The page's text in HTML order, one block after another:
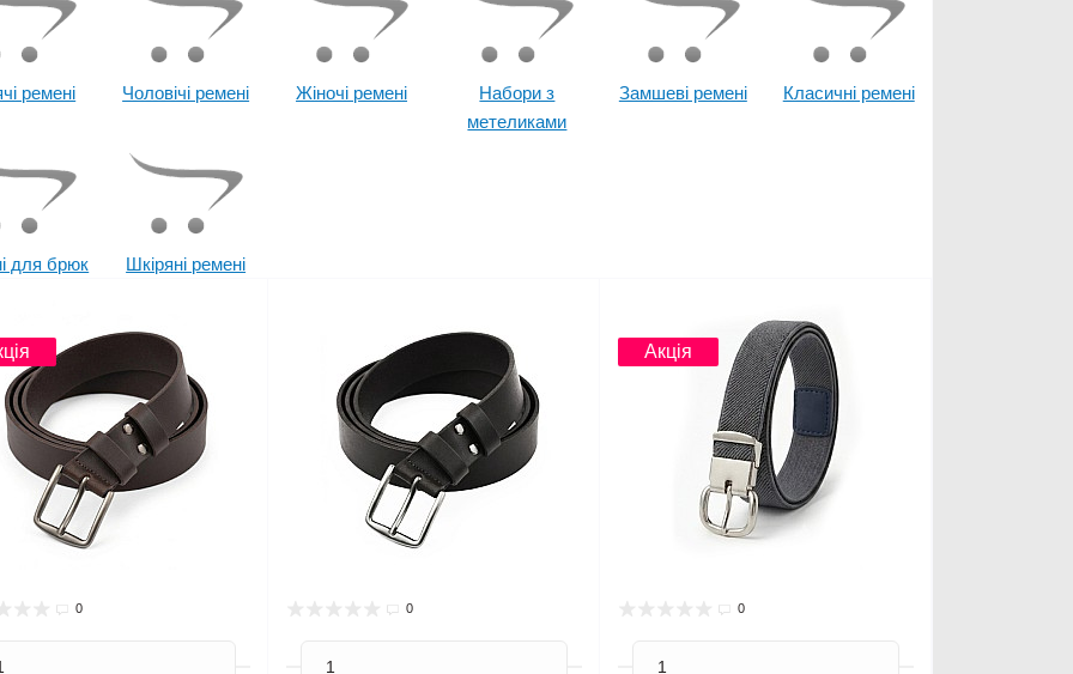
ремені Чоловічі ремені Жіночі ремені
Набори з
метеликами
Замшеві ремені Класичні ремені
для брюк Шкіряні ремені
0 0
Акція
0